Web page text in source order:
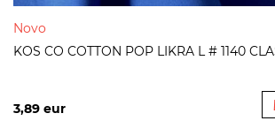
Novo
KOS CO COTTON POP LIKRA L # 1140
3,89 eur